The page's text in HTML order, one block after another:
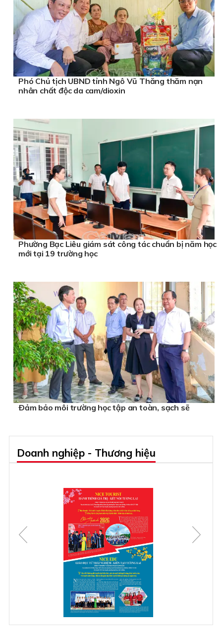
Phó Chủ tịch UBND tỉnh Ngô Vũ Thăng thăm nạn
nhân chất độc da cam/dioxin
Phường Bạc Liêu giám sát công tác chuẩn bị năm học
mới tại 19 trường học
Ðảm bảo môi trường học tập an toàn, sạch sẽ
Doanh nghiệp - Thương hiệu